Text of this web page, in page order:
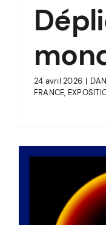
24 avril 2026 |
FRANCE,